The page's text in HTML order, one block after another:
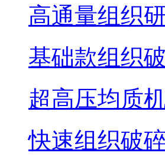
高通量组织
基础款组织
超高压均质
快速组织破